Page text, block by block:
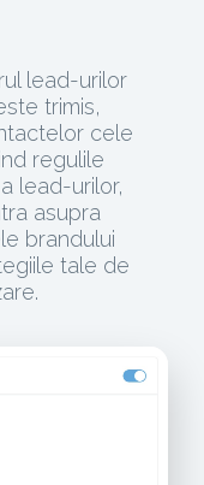
lead-urilor
trimis,
cele
regulile
lead-urilor,
asupra
brandului
tale de